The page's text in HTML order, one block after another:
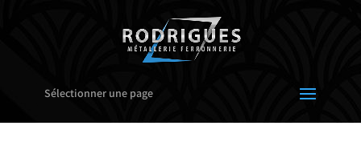
Sélectionner une page